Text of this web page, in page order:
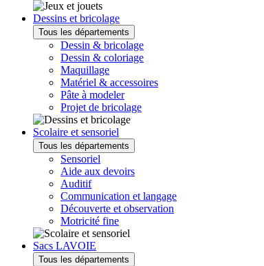
Dessins et bricolage
Tous les départements
Dessin & bricolage
Dessin & coloriage
Maquillage
Matériel & accessoires
Pâte à modeler
Projet de bricolage
Scolaire et sensoriel
Tous les départements
Sensoriel
Aide aux devoirs
Auditif
Communication et langage
Découverte et observation
Motricité fine
Sacs LAVOIE
Tous les départements